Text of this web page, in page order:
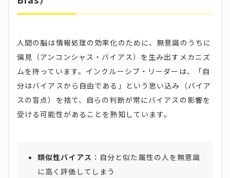
人間の脳は情報処理の効率化のために、無意識のうちに
偏見（アンコンシャス・バイアス）を生み出すメカニズ
ムを持っています。インクルーシブ・リーダーは、「自
分はバイアスから自由である」という思い込み（バイア
スの盲点）を捨て、自らの判断が常にバイアスの影響を
受ける可能性があることを熟知しています。
類似性バイアス ：自分と似た属性の人を無意識
に高く評価してしまう